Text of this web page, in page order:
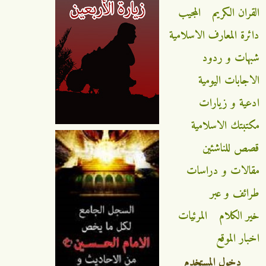
القران الكريم
المجيب
دائرة المعارف الاسلامية
شبهات و ردود
الاجابات اليومية
ادعية و زيارات
مكتبتك الاسلامية
قصص للناشئين
مقالات و دراسات
طرائف و عبر
خير الكلام
المرئيات
اخبار الموقع